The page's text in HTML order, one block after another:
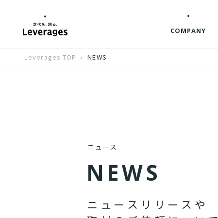
COMPANY
Leverages TOP NEWS
ニュース
N EWS
ニ ュ ー ス リ リ ー ス や